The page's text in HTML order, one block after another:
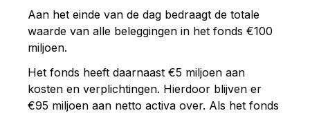
Aan het einde van de dag bedraagt de totale
waarde van alle beleggingen in het fonds €100
miljoen.
Het fonds heeft daarnaast €5 miljoen aan
kosten en verplichtingen. Hierdoor blijven er
€95 miljoen aan netto activa over. Als het fonds